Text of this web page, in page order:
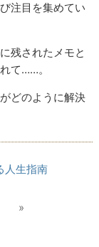
注目を集めてい
残されたメモと
て……。
どのように解決
人生指南
»